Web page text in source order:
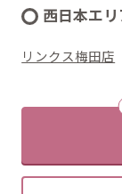
西日本エリ
リンクス梅田店